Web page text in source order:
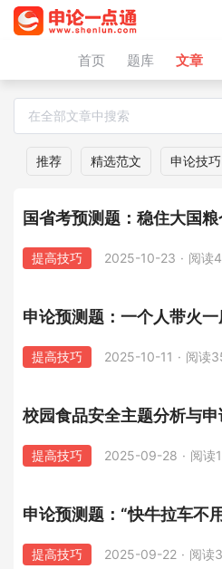
首页 题库 文章
推荐 精选范文 申论技巧
国省考预测题：稳住大国
提高技巧 2025-10-23 · 阅读
申论预测题：一个人带火
提高技巧 2025-10-11 · 阅读
校园食品安全主题分析与
提高技巧 2025-09-28 · 阅读
申论预测题：“快牛拉车不
提高技巧 2025-09-22 · 阅读